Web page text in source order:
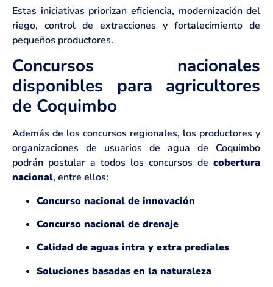
Estas iniciativas priorizan eficiencia, modernización del
riego, control de extracciones y fortalecimiento de
pequeños productores.
Concursos nacionales
disponibles para agricultores
de Coquimbo
Además de los concursos regionales, los productores y
organizaciones de usuarios de agua de Coquimbo
podrán postular a todos los concursos decobertura
nacional, entre ellos:
Concurso nacional de innovación
Concurso nacional de drenaje
Calidad de aguas intra y extra prediales
Soluciones basadas en la naturaleza